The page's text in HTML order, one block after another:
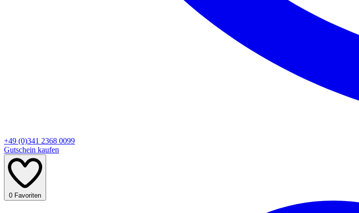
+49 (0)341 2368 0099
Gutschein kaufen
0 Favoriten